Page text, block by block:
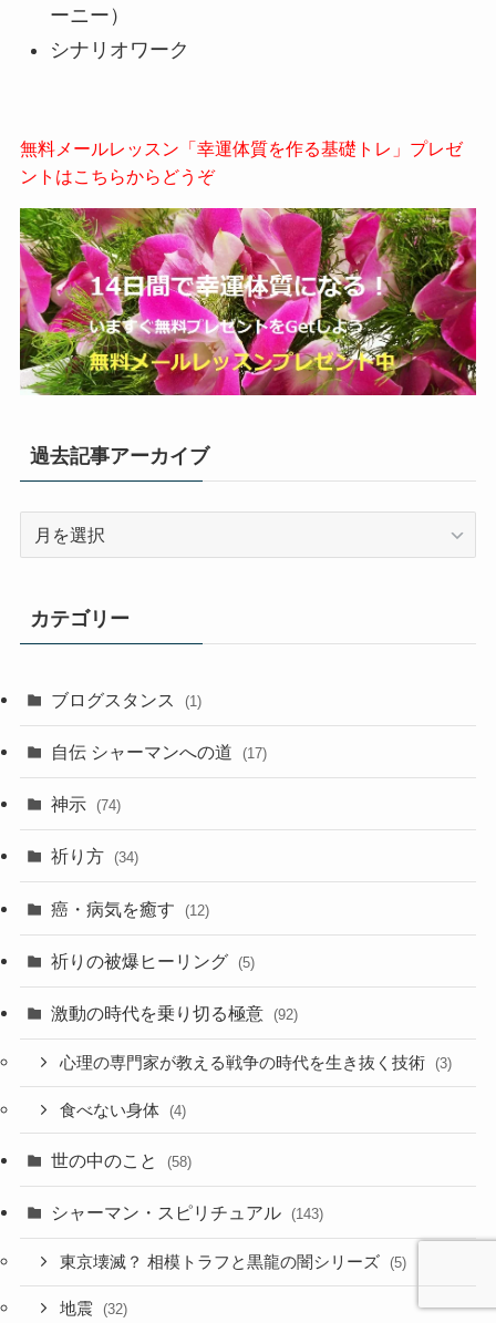
ーニー）
シナリオワーク
無料メールレッスン「幸運体質を作る基礎トレ」プレゼ
ントはこちらからどうぞ
過去記事アーカイブ
ア
カ
ブ
カテゴリー
ブログスタンス (1)
自伝 シャーマンへの道 (17)
神示 (74)
祈り方 (34)
癌・病気を癒す (12)
祈りの被爆ヒーリング (5)
激動の時代を乗り切る極意 (92)
心理の専門家が教える戦争の時代を生き抜く技術 (3)
食べない身体 (4)
世の中のこと (58)
シャーマン・スピリチュアル (143)
東京壊滅？ 相模トラフと黒龍の闇シリーズ (5)
地震 (32)